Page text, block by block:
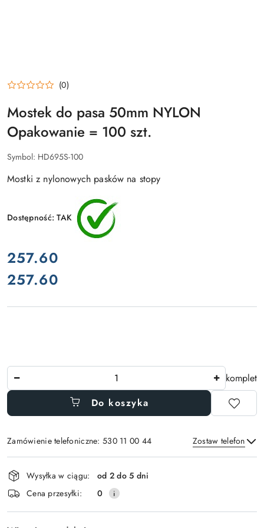
(0)
Mostek do pasa 50mm NYLON
Opakowanie = 100 szt.
Symbol: HD695S-100
Mostki z nylonowych pasków na stopy
Dostępność:TAK
cena:
257.60
Cena:
257.60
komplet
Do koszyka
Zamówienie telefoniczne: 530 11 00 44 Zostaw telefon
Wyślij
Dostępność
i
dostawa
Wysyłka w ciągu:
od 2 do 5 dni
Cena przesyłki:
0